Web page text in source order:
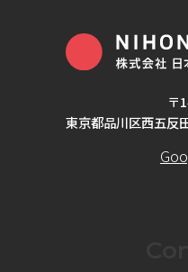
〒
東京都品川区西五反